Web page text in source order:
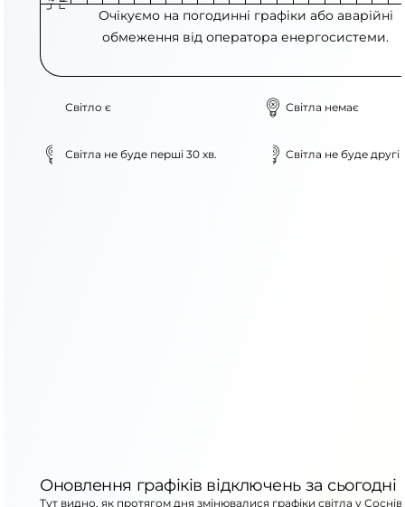
Очікуємо на погодинні графіки або аварійні
обмеження від оператора енергосистеми.
Світло є Світла немає
Світла не буде перші 30 хв. Світла не буде другі
Оновлення графіків відключень за сьогодні
Тут видно, як протягом дня змінювалися графіки світла у